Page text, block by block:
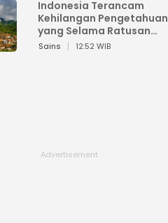
Indonesia Terancam
Kehilangan Pengetahuan
yang Selama Ratusan
Tahun Menjaga Alam
Sains 12:52 WIB